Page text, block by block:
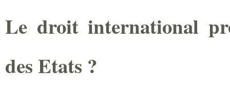
Le droit international
des Etats ?